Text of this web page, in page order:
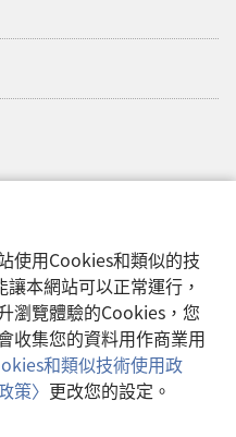
使用Cookies和類似的技
本網站可以正常運行，
瀏覽體驗的Cookies，您
收集您的資料用作商業用
和類似技術使用政
策〉 更改您的設定。
Tract Society of Pennsylvania.
策| 隱私設定